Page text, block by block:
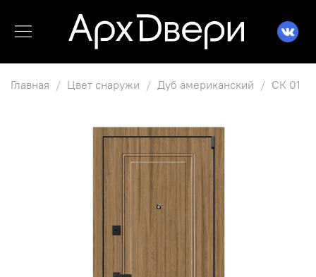
Главная Цвет снаружи Дуб американский СК 01